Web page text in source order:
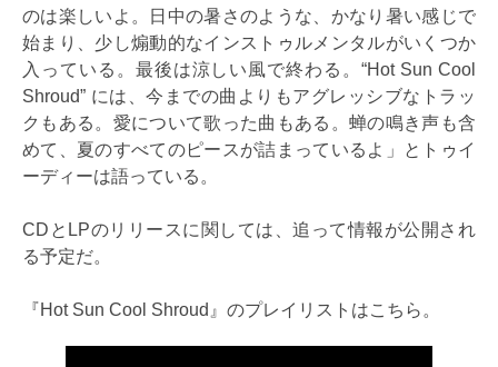
のは楽しいよ。日中の暑さのような、かなり暑い感じで
始まり、少し煽動的なインストゥルメンタルがいくつか
入っている。最後は涼しい風で終わる。“Hot Sun Cool
Shroud” には、今までの曲よりもアグレッシブなトラッ
クもある。愛について歌った曲もある。蝉の鳴き声も含
めて、夏のすべてのピースが詰まっているよ」とトゥイ
ーディーは語っている。
CDとLPのリリースに関しては、追って情報が公開され
る予定だ。
『Hot Sun Cool Shroud』のプレイリストはこちら。